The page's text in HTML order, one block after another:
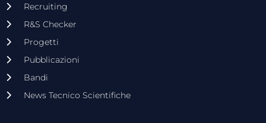
Recruiting
R&S Checker
Progetti
Pubblicazioni
Bandi
News Tecnico Scientifiche